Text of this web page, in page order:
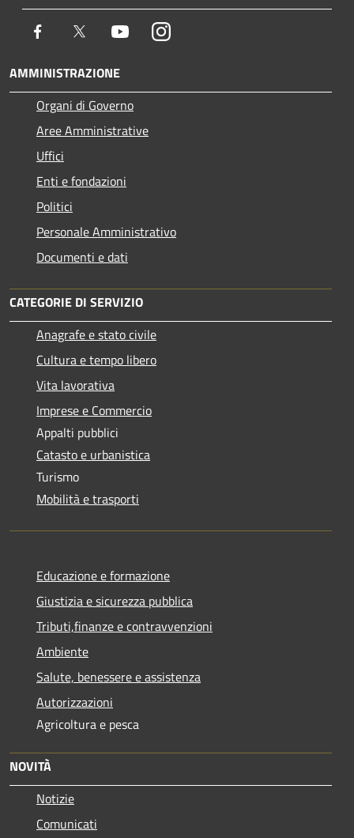
Facebook Twitter YoutubeInstagram
AMMINISTRAZIONE
Organi di Governo
Aree Amministrative
Uffici
Enti e fondazioni
Politici
Personale Amministrativo
Documenti e dati
CATEGORIE DI SERVIZIO
Anagrafe e stato civile
Cultura e tempo libero
Vita lavorativa
Imprese e Commercio
Appalti pubblici
Catasto e urbanistica
Turismo
Mobilità e trasporti
Educazione e formazione
Giustizia e sicurezza pubblica
Tributi,finanze e contravvenzioni
Ambiente
Salute, benessere e assistenza
Autorizzazioni
Agricoltura e pesca
NOVITÀ
Notizie
Comunicati